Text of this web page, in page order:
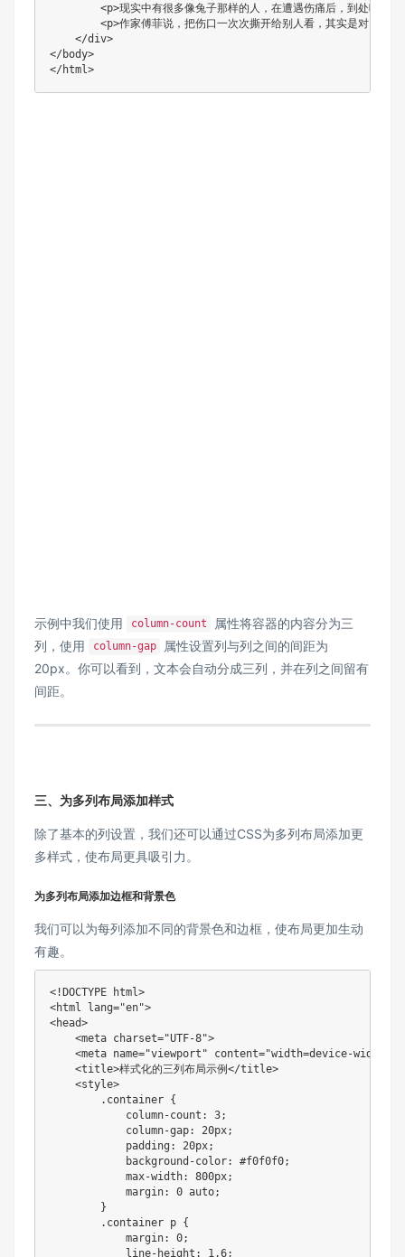
<p>现实中有很多像兔子那样的人，在遭遇伤痛后，到处吆喝
<p>作家傅菲说，把伤口一次次撕开给别人看，其实是对自己
    </div>
</body>
</html>
示例中我们使用 ​ ​column-count​
​ 属性将容器的内容分为三
列，使用 ​
​column-gap​ 属性设置列与列之间的间距为
20px。你可以看到，文本会自动分成三列，并在列之间留有
间距。
三、为多列布局添加样式
除了基本的列设置，我们还可以通过CSS为多列布局添加更
多样式，使布局更具吸引力。
为多列布局添加边框和背景色
我们可以为每列添加不同的背景色和边框，使布局更加生动
有趣。
<!DOCTYPE html>
<html lang="en">
<head>
    <meta charset="UTF-8">
<meta name="viewport" content="width=device-width,
    <title>样式化的三列布局示例</title>
    <style>
        .container {
            column-count: 3;
            column-gap: 20px;
            padding: 20px;
            background-color: #f0f0f0;
            max-width: 800px;
            margin: 0 auto;
        }
        .container p {
            margin: 0;
            line-height: 1.6;